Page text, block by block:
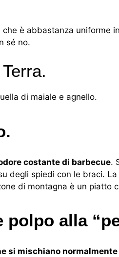
è abbastanza uniforme
sé no.
di maiale e agnello.
costante di barbecue.
degli spiedi con le braci.
di montagna è un piatto
alla
si mischiano